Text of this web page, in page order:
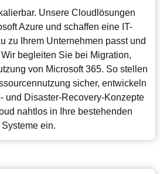
Unsere Cloudlösungen
Azure und schaffen eine IT-
zu Ihrem Unternehmen passt und
begleiten Sie bei Migration,
von Microsoft 365. So stellen
sicher, entwickeln
und Disaster-Recovery-Konzepte
nahtlos in Ihre bestehenden
Systeme ein.